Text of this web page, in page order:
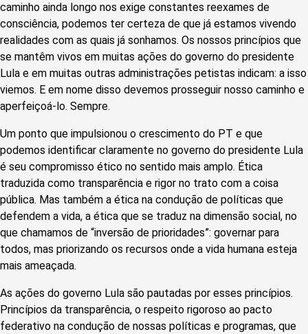
caminho ainda longo nos exige constantes reexames de
consciência, podemos ter certeza de que já estamos vivendo
realidades com as quais já sonhamos. Os nossos princípios que
se mantêm vivos em muitas ações do governo do presidente
Lula e em muitas outras administrações petistas indicam: a isso
viemos. E em nome disso devemos prosseguir nosso caminho e
aperfeiçoá-lo. Sempre.
Um ponto que impulsionou o crescimento do PT e que
podemos identificar claramente no governo do presidente Lula
é seu compromisso ético no sentido mais amplo. Ética
traduzida como transparência e rigor no trato com a coisa
pública. Mas também a ética na condução de políticas que
defendem a vida, a ética que se traduz na dimensão social, no
que chamamos de “inversão de prioridades”: governar para
todos, mas priorizando os recursos onde a vida humana esteja
mais ameaçada.
As ações do governo Lula são pautadas por esses princípios.
Princípios da transparência, o respeito rigoroso ao pacto
federativo na condução de nossas políticas e programas, que